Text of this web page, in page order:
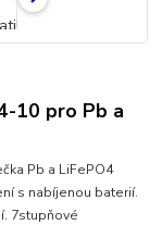
10 pro Pb a
Pb a LiFePO4
s nabíjenou baterií.
7stupňové